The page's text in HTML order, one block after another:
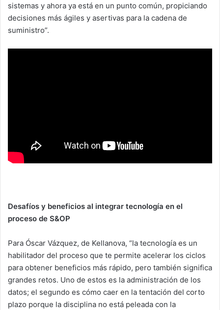
sistemas y ahora ya está en un punto común, propiciando
decisiones más ágiles y asertivas para la cadena de
suministro”.
Desafíos y beneficios al integrar tecnología en el
proceso de S&OP
Para Óscar Vázquez, de Kellanova, “la tecnología es un
habilitador del proceso que te permite acelerar los ciclos
para obtener beneficios más rápido, pero también significa
grandes retos. Uno de estos es la administración de los
datos; el segundo es cómo caer en la tentación del corto
plazo porque la disciplina no está peleada con la